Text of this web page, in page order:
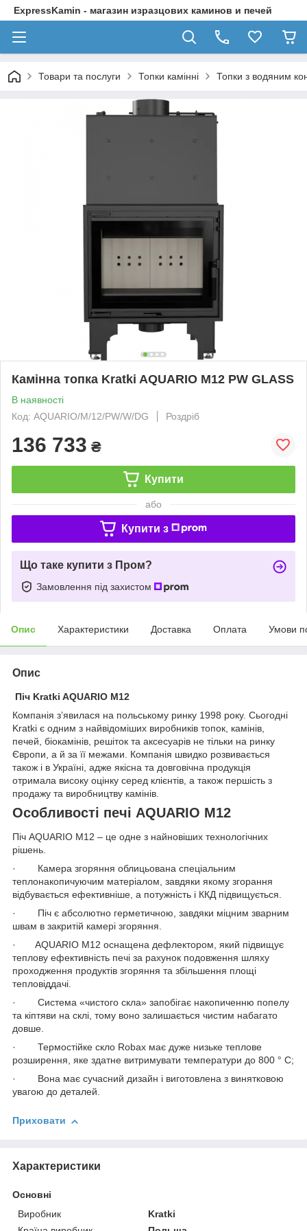
ExpressKamin - магазин изразцових каминов и печей
Товари та послуги Топки камінні Топки з водяним
Камінна топка Kratki AQUARIO M12 PW GLASS
В наявності
Код: AQUARIO/M/12/PW/W/DG
Роздріб
136 733 ₴
Купити
або
Купити з
Що таке купити з Пром?
Замовлення під захистом
Опис Характеристики Доставка Оплата Умови
Опис
Піч Kratki AQUARIO M12
Компанія з’явилася на польському ринку 1998 року. Сьогодні
Kratki є одним з найвідоміших виробників топок, камінів,
печей, біокамінів, решіток та аксесуарів не тільки на ринку
Європи, а й за її межами. Компанія швидко розвивається
також і в Україні, адже якісна та довговічна продукція
отримала високу оцінку серед клієнтів, а також першість з
продажу та виробництву камінів.
Особливості печі AQUARIO M12
Піч AQUARIO M12 – це одне з найновіших технологічних
рішень.
· Камера згоряння облицьована спеціальним
теплонакопичуючим матеріалом, завдяки якому згорання
відбувається ефективніше, а потужність і ККД підвищується.
· Піч є абсолютно герметичною, завдяки міцним зварним
швам в закритій камері згоряння.
· AQUARIO M12 оснащена дефлектором, який підвищує
теплову ефективність печі за рахунок подовження шляху
проходження продуктів згоряння та збільшення площі
тепловіддачі.
· Система «чистого скла» запобігає накопиченню попелу
та кіптяви на склі, тому воно залишається чистим набагато
довше.
· Термостійке скло Robax має дуже низьке теплове
розширення, яке здатне витримувати температури до 800 ° C;
· Вона має сучасний дизайн і виготовлена з винятковою
увагою до деталей.
Приховати
Характеристики
Основні
Виробник
Kratki